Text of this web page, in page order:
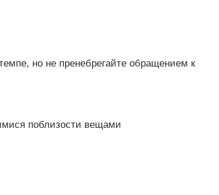
но не пренебрегайте обращением к
поблизости вещами